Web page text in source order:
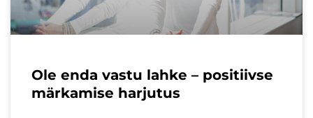
Ole enda vastu lahke – positiivse
märkamise harjutus